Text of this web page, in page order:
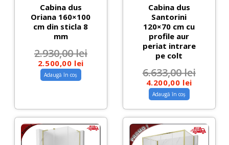
Cabina dus
Oriana 160×100
cm din sticla 8
mm
2.930,00lei
2.500,00 lei
Adaugă în coș
Cabina dus
Santorini
120×70 cm cu
profile aur
periat intrare
pe colt
6.633,00lei
4.200,00 lei
Adaugă în coș